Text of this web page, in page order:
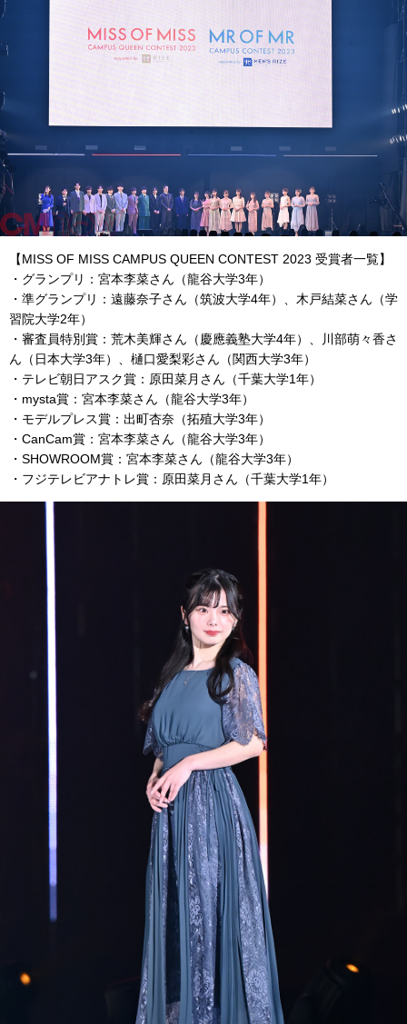
【MISS OF MISS CAMPUS QUEEN CONTEST 2023 受賞者一覧】
・グランプリ：宮本李菜さん（龍谷大学3年）
・準グランプリ：遠藤奈子さん（筑波大学4年）、木戸結菜さん（学
習院大学2年）
・審査員特別賞：荒木美輝さん（慶應義塾大学4年）、川部萌々香さ
ん（日本大学3年）、樋口愛梨彩さん（関西大学3年）
・テレビ朝日アスク賞：原田菜月さん（千葉大学1年）
・mysta賞：宮本李菜さん（龍谷大学3年）
・モデルプレス賞：出町杏奈（拓殖大学3年）
・CanCam賞：宮本李菜さん（龍谷大学3年）
・SHOWROOM賞：宮本李菜さん（龍谷大学3年）
・フジテレビアナトレ賞：原田菜月さん（千葉大学1年）